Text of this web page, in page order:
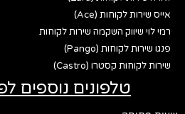
אייס שירות לקוחות (Ace)
רמי לוי שיווק השקמה שירות לקוחות
פנגו שירות לקוחות (Pango)
שירות לקוחות קסטרו (Castro)
טלפונים נוספים